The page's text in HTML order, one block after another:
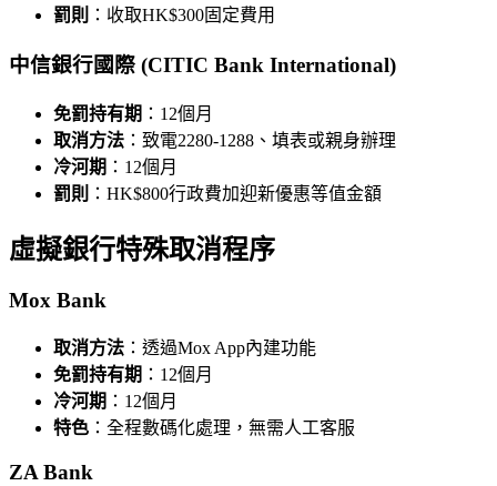
罰則 ：收取HK$300固定費用
中信銀行國際 (CITIC Bank International)
免罰持有期 ：12個月
取消方法 ：致電2280-1288、填表或親身辦理
冷河期 ：12個月
罰則 ：HK$800行政費加迎新優惠等值金額
虛擬銀行特殊取消程序
Mox Bank
取消方法 ：透過Mox App內建功能
免罰持有期 ：12個月
冷河期 ：12個月
特色 ：全程數碼化處理，無需人工客服
ZA Bank